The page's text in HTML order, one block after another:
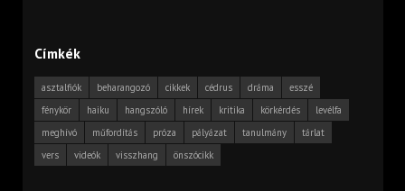
Címkék
asztalfiók beharangozó cikkek cédrus dráma
esszé
fénykör
haiku hangszóló hírek kritika körkérdés
levélfa
meghívó
műfordítás próza pályázat tanulmány
tárlat
vers
videók visszhang önszócikk